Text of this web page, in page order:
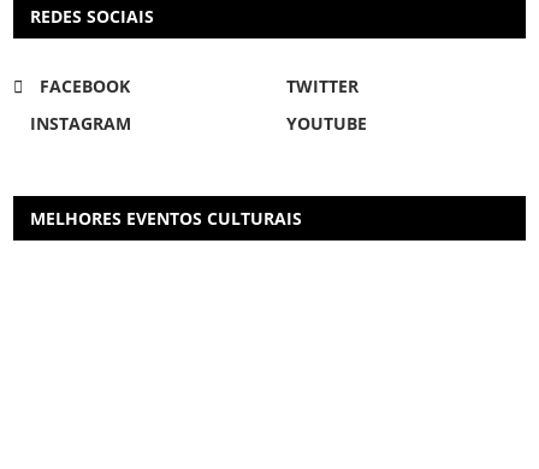
REDES SOCIAIS
FACEBOOK
TWITTER
INSTAGRAM
YOUTUBE
MELHORES EVENTOS CULTURAIS